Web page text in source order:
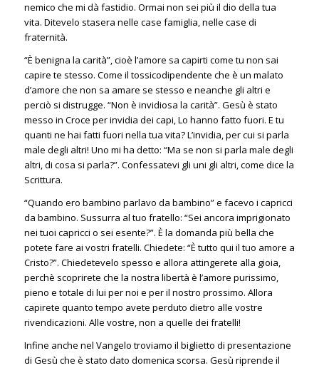
nemico che mi dà fastidio. Ormai non sei più il dio della tua
vita. Ditevelo stasera nelle case famiglia, nelle case di
fraternità.
“È benigna la carità”, cioè l’amore sa capirti come tu non sai
capire te stesso. Come il tossicodipendente che è un malato
d’amore che non sa amare se stesso e neanche gli altri e
perciò si distrugge. “Non è invidiosa la carità”. Gesù è stato
messo in Croce per invidia dei capi, Lo hanno fatto fuori. E tu
quanti ne hai fatti fuori nella tua vita? L’invidia, per cui si parla
male degli altri! Uno mi ha detto: “Ma se non si parla male degli
altri, di cosa si parla?”. Confessatevi gli uni gli altri, come dice la
Scrittura.
“Quando ero bambino parlavo da bambino” e facevo i capricci
da bambino. Sussurra al tuo fratello: “Sei ancora imprigionato
nei tuoi capricci o sei esente?”. È la domanda più bella che
potete fare ai vostri fratelli. Chiedete: “È tutto qui il tuo amore a
Cristo?”. Chiedetevelo spesso e allora attingerete alla gioia,
perchè scoprirete che la nostra libertà è l’amore purissimo,
pieno e totale di lui per noi e per il nostro prossimo. Allora
capirete quanto tempo avete perduto dietro alle vostre
rivendicazioni. Alle vostre, non a quelle dei fratelli!
Infine anche nel Vangelo troviamo il biglietto di presentazione
di Gesù che è stato dato domenica scorsa. Gesù riprende il